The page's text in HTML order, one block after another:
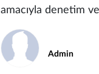
amacıyla denetim
Admin